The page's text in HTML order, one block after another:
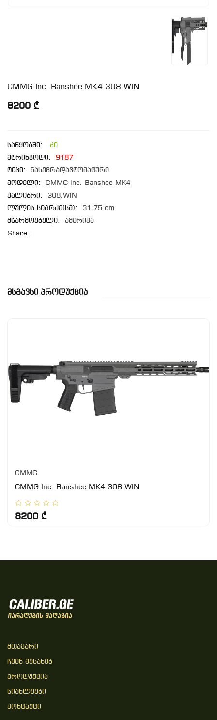
CMMG Inc. Banshee MK4 308.WIN
8200 ₾
საწყობში:
კი
შტრიხკოდი:
9187
ტიპი:
ნახევრადავტომატური
მოდელი:
CMMG Inc. Banshee MK4
კალიბრი:
308.WIN
ლულის სიგრძე(სმ):
31.75 cm
მწარმოებელი:
ამერიკა
Share :
Მსგავსი Პროდუქცია
CMMG
CMMG Inc. Banshee MK4 308.WIN
8200 ₾
Მთავარი
Ჩვენ Შესახებ
Პროდუქცია
Სიახლეები
Კონტაქტი